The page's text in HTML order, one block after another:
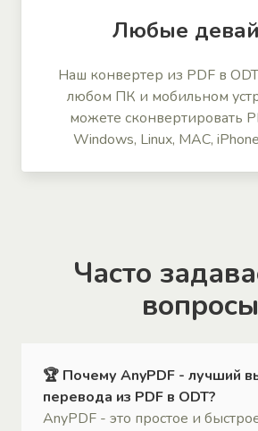
Любые
Наш конвертер из PDF в
любом ПК и мобильном
можете сконвертировать
Windows, Linux, MAC,
Часто
вопросы
🏆 Почему AnyPDF - лучший
перевода из PDF в ODT?
AnyPDF - это простое и